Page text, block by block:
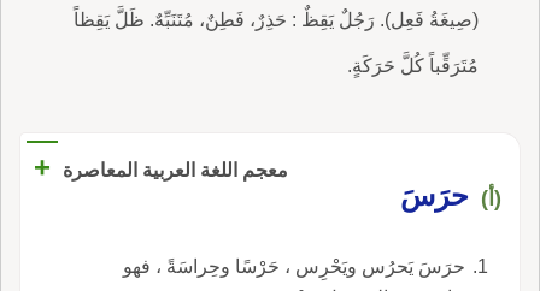
(صِيغَةُ فَعِل). رَجُلٌ يَقِظٌ : حَذِرٌ، فَطِنٌ، مُتَنَبِّهٌ. ظَلَّ يَقِظاً
مُتَرَقِّباً كُلَّ حَرَكَةٍ.
معجم اللغة العربية المعاصرة +
(أ) حرَسَ
حرَسَ يَحرُس ويَحْرِس ، حَرْسًا وحِراسَةً ، فهو